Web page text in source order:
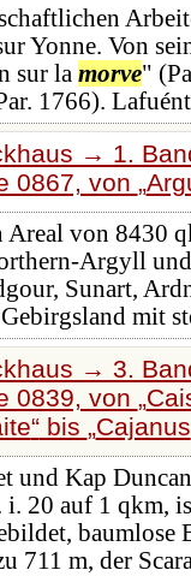
Yonne. Von
sur la morve"
1766).
→ 1.
0867, von
Areal von 8430
Argyll
Sunart,
mit
→ 3.
0839, von
bis Cajanus
und Kap
i. 20 auf 1 qkm,
baumlose
711 m, der